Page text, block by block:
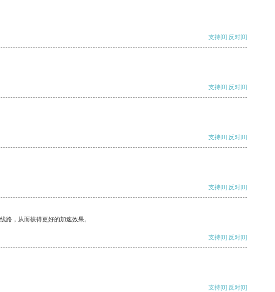
支持[0] 反对[0]
支持[0] 反对[0]
支持[0] 反对[0]
支持[0] 反对[0]
路，从而获得更好的加速效果。
支持[0] 反对[0]
支持[0] 反对[0]